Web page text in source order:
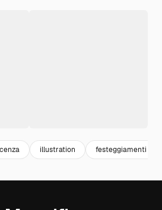
illustration festeggiamenti